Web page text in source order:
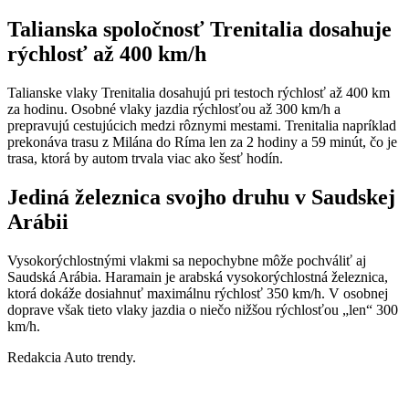
Talianska spoločnosť Trenitalia dosahuje
rýchlosť až 400 km/h
Talianske vlaky Trenitalia dosahujú pri testoch rýchlosť až 400 km
za hodinu. Osobné vlaky jazdia rýchlosťou až 300 km/h a
prepravujú cestujúcich medzi rôznymi mestami. Trenitalia napríklad
prekonáva trasu z Milána do Ríma len za 2 hodiny a 59 minút, čo je
trasa, ktorá by autom trvala viac ako šesť hodín.
Jediná železnica svojho druhu v Saudskej
Arábii
Vysokorýchlostnými vlakmi sa nepochybne môže pochváliť aj
Saudská Arábia. Haramain je arabská vysokorýchlostná železnica,
ktorá dokáže dosiahnuť maximálnu rýchlosť 350 km/h. V osobnej
doprave však tieto vlaky jazdia o niečo nižšou rýchlosťou „len“ 300
km/h.
Redakcia Auto trendy.